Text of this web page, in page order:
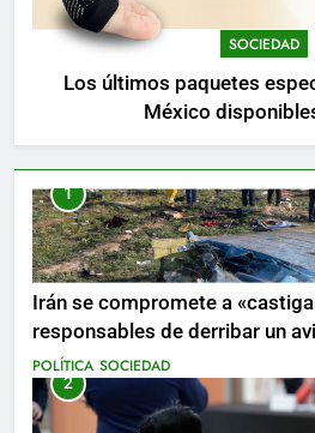
SOCIEDAD
Los últimos paquetes
México
1
Irán se compromete a
responsables de derribar un
mientras se realizan arrestos
POLÍTICA SOCIEDAD
2